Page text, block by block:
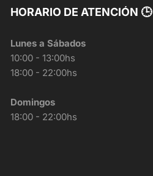
HORARIO DE ATENCIÓN 🕒
Lunes a Sábados
10:00 - 13:00hs
18:00 - 22:00hs
Domingos
18:00 - 22:00hs